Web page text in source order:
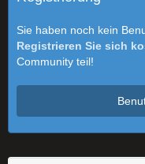
Sie haben noch kein
Registrieren Sie sich
Community teil!